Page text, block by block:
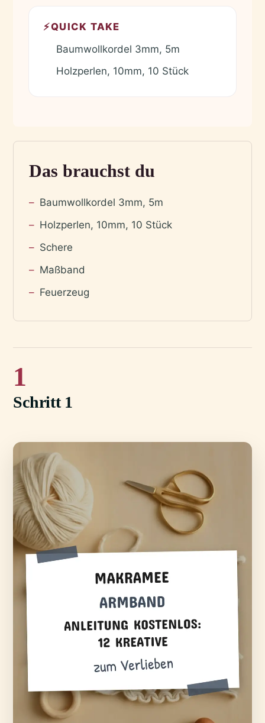
⚡QUICK TAKE
Baumwollkordel 3mm, 5m
Holzperlen, 10mm, 10 Stück
Das brauchst du
Baumwollkordel 3mm, 5m
Holzperlen, 10mm, 10 Stück
Schere
Maßband
Feuerzeug
1
Schritt 1